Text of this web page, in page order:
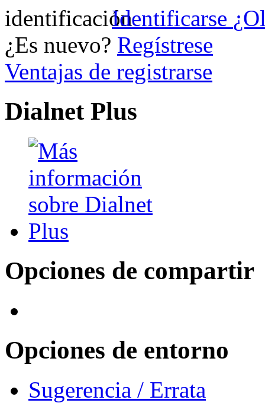
Identificarse
¿Es nuevo? Regístrese
Ventajas de registrarse
Dialnet Plus
Opciones de compartir
Opciones de entorno
Sugerencia / Errata